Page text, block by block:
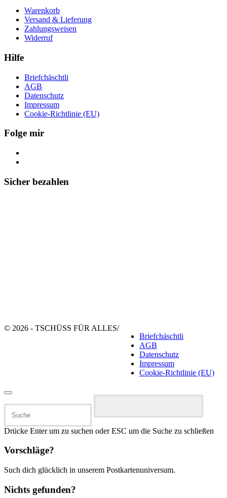
Warenkorb
Versand & Lieferung
Zahlungsweisen
Widerruf
Hilfe
Briefchäschtli
AGB
Datenschutz
Impressum
Cookie-Richtlinie (EU)
Folge mir
Sicher bezahlen
© 2026 - TSCHÜSS FÜR ALLES/
Briefchäschtli
AGB
Datenschutz
Impressum
Cookie-Richtlinie (EU)
nach:
Drücke Enter um zu suchen oder ESC um die Suche zu schließen
Vorschläge?
Such dich glücklich in unserem Postkartenuniversum.
Nichts gefunden?